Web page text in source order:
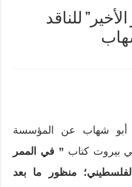
للناقد
أبو شهاب عن المؤسسة
بيروت كتاب ” في الممر
منظور ما بعد